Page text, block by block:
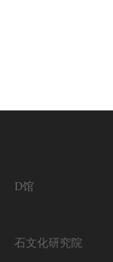
D馆
石文化研究院